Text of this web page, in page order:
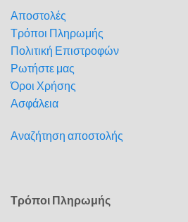
Αποστολές
Τρόποι Πληρωμής
Πολιτική Επιστροφών
Ρωτήστε μας
Όροι Χρήσης
Ασφάλεια
Αναζήτηση αποστολής
Τρόποι Πληρωμής